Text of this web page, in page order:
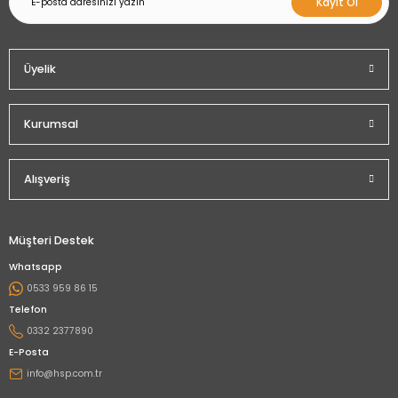
Üyelik
Kurumsal
Alışveriş
Müşteri Destek
Whatsapp
0533 959 86 15
Telefon
0332 2377890
E-Posta
info@hsp.com.tr